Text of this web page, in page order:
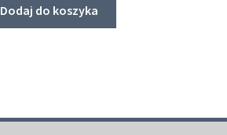
Dodaj do koszyka